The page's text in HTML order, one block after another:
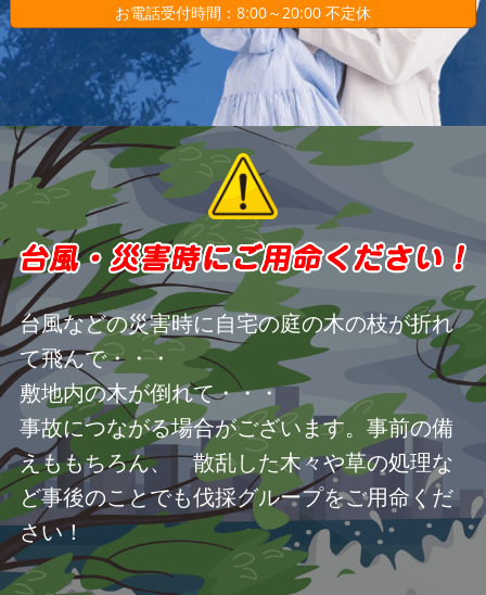
お電話受付時間：8:00～20:00 不定休
台風などの災害時に自宅の庭の木の枝が折れ
て飛んで・・・
敷地内の木が倒れて・・・
事故につながる場合がございます。事前の備
えももちろん、 散乱した木々や草の処理な
ど事後のことでも伐採グループをご用命くだ
さい！